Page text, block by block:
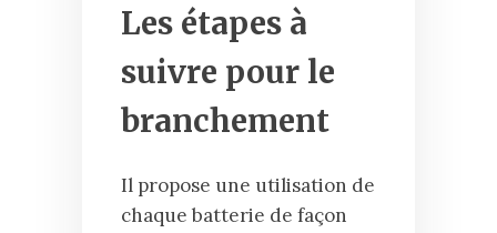
Les étapes à
suivre pour le
branchement
Il propose une utilisation de
chaque batterie de façon